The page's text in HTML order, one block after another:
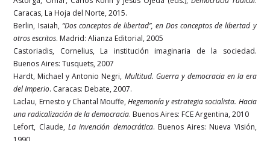
Caracas, La Hoja del Norte, 2015.
Berlin, Isaiah, “Dos conceptos de libertad”, en Dos conceptos de libertad y
otros escritos. Madrid: Alianza Editorial, 2005
Castoriadis, Cornelius, La institución imaginaria de la sociedad.
Buenos Aires: Tusquets, 2007
Hardt, Michael y Antonio Negri, Multitud. Guerra y democracia en la era
del Imperio. Caracas: Debate, 2007.
Laclau, Ernesto y Chantal Mouffe,Hegemonía y estrategia socialista. Hacia
una radicalización de la democracia. Buenos Aires: FCE Argentina, 2010
Lefort, Claude,La invención democrática. Buenos Aires: Nueva Visión,